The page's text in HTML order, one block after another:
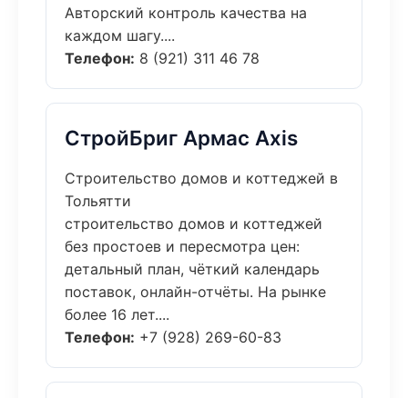
Авторский контроль качества на
каждом шагу....
Телефон: 8 (921) 311 46 78
СтройБриг Армас Axis
Строительство домов и коттеджей в
Тольятти
строительство домов и коттеджей
без простоев и пересмотра цен:
детальный план, чёткий календарь
поставок, онлайн-отчёты. На рынке
более 16 лет....
Телефон: +7 (928) 269-60-83